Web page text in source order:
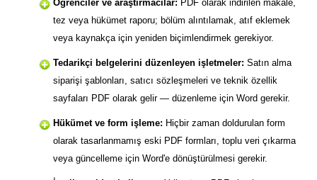
Öğrenciler ve araştırmacılar: PDF olarak indirilen makale,
tez veya hükümet raporu; bölüm alıntılamak, atıf eklemek
veya kaynakça için yeniden biçimlendirmek gerekiyor.
Tedarikçi belgelerini düzenleyen işletmeler: Satın alma
siparişi şablonları, satıcı sözleşmeleri ve teknik özellik
sayfaları PDF olarak gelir — düzenleme için Word gerekir.
Hükümet ve form işleme: Hiçbir zaman doldurulan form
olarak tasarlanmamış eski PDF formları, toplu veri çıkarma
veya güncelleme için Word'e dönüştürülmesi gerekir.